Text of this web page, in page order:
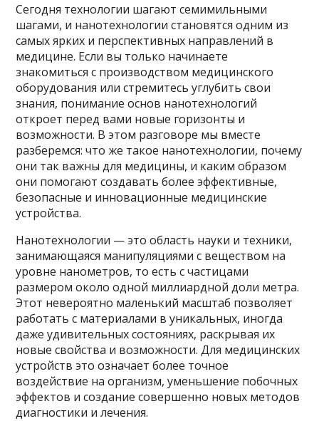
Сегодня технологии шагают семимильными
шагами, и нанотехнологии становятся одним из
самых ярких и перспективных направлений в
медицине. Если вы только начинаете
знакомиться с производством медицинского
оборудования или стремитесь углубить свои
знания, понимание основ нанотехнологий
откроет перед вами новые горизонты и
возможности. В этом разговоре мы вместе
разберемся: что же такое нанотехнологии, почему
они так важны для медицины, и каким образом
они помогают создавать более эффективные,
безопасные и инновационные медицинские
устройства.
Нанотехнологии — это область науки и техники,
занимающаяся манипуляциями с веществом на
уровне нанометров, то есть с частицами
размером около одной миллиардной доли метра.
Этот невероятно маленький масштаб позволяет
работать с материалами в уникальных, иногда
даже удивительных состояниях, раскрывая их
новые свойства и возможности. Для медицинских
устройств это означает более точное
воздействие на организм, уменьшение побочных
эффектов и создание совершенно новых методов
диагностики и лечения.